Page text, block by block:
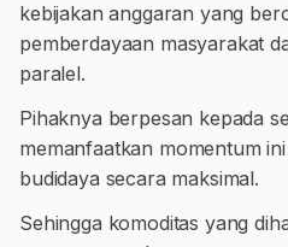
kebijakan anggaran yang
pemberdayaan masyarakat
paralel.
Pihaknya berpesan kepada
memanfaatkan momentum
budidaya secara maksimal.
Sehingga komoditas yang